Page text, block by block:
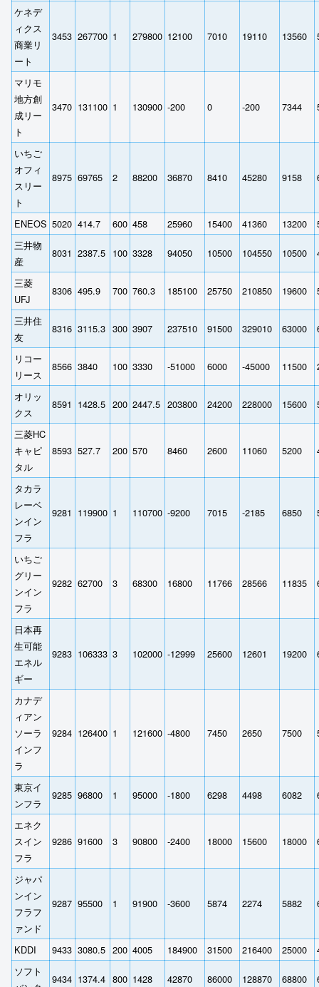
ケネデ
ィクス
商業リ
ート
3453 267700 1 279800 12100 7010 19110 13560
マリモ
地方創
成リー
ト
3470 131100 1 130900 -200 0 -200 7344
いちご
オフィ
スリー
ト
8975 69765 2 88200 36870 8410 45280 9158
ENEOS 5020 414.7 600 458 25960 15400 41360 13200
三井物
産
8031 2387.5 100 3328 94050 10500 104550 10500
三菱
UFJ
8306 495.9 700 760.3 185100 25750 210850 19600
三井住
友
8316 3115.3 300 3907 237510 91500 329010 63000
リコー
リース
8566 3840 100 3330 -51000 6000 -45000 11500
オリッ
クス
8591 1428.5 200 2447.5 203800 24200 228000 15600
三菱HC
キャピ
タル
8593 527.7 200 570 8460 2600 11060 5200
タカラ
レーベ
ンイン
フラ
9281 119900 1 110700 -9200 7015 -2185 6850
いちご
グリー
ンイン
フラ
9282 62700 3 68300 16800 11766 28566 11835
日本再
生可能
エネル
ギー
9283 106333 3 102000 -12999 25600 12601 19200
カナデ
ィアン
ソーラ
インフ
ラ
9284 126400 1 121600 -4800 7450 2650 7500
東京イ
ンフラ
9285 96800 1 95000 -1800 6298 4498 6082
エネク
スイン
フラ
9286 91600 3 90800 -2400 18000 15600 18000
ジャパ
ンイン
フラフ
ァンド
9287 95500 1 91900 -3600 5874 2274 5882
KDDI 9433 3080.5 200 4005 184900 31500 216400 25000
ソフト
9434 1374.4 800 1428 42870 86000 128870 68800